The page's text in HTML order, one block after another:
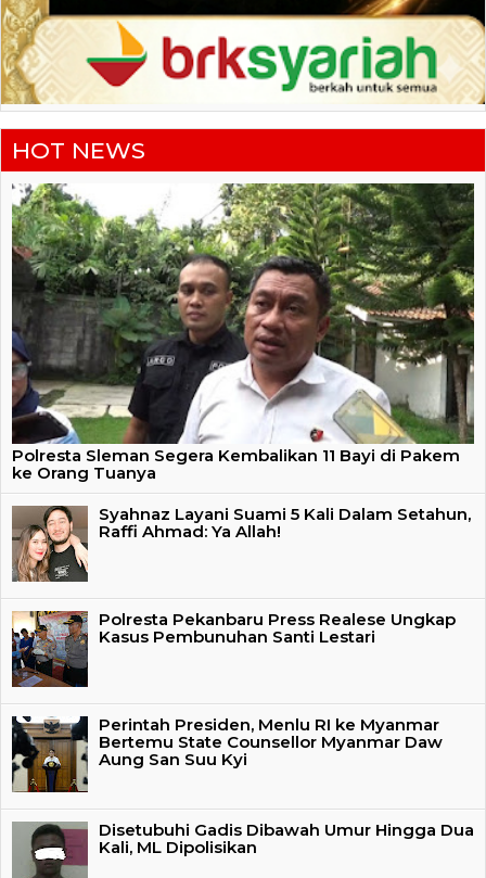
HOT NEWS
Polresta Sleman Segera Kembalikan 11 Bayi di Pakem
ke Orang Tuanya
Syahnaz Layani Suami 5 Kali Dalam Setahun,
Raffi Ahmad: Ya Allah!
Polresta Pekanbaru Press Realese Ungkap
Kasus Pembunuhan Santi Lestari
Perintah Presiden, Menlu RI ke Myanmar
Bertemu State Counsellor Myanmar Daw
Aung San Suu Kyi
Disetubuhi Gadis Dibawah Umur Hingga Dua
Kali, ML Dipolisikan